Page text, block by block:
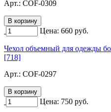
Арт.: COF-0309
Цена: 660 руб.
Чехол объемный для одежды
[718]
Арт.: COF-0297
Цена: 750 руб.